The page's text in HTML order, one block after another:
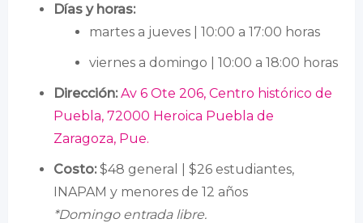
Días y horas:
martes a jueves | 10:00 a 17:00 horas
viernes a domingo | 10:00 a 18:00 horas
Dirección: Av 6 Ote 206, Centro histórico de
Puebla, 72000 Heroica Puebla de
Zaragoza, Pue.
Costo:$48 general | $26 estudiantes,
INAPAM y menores de 12 años
*Domingo entrada libre.